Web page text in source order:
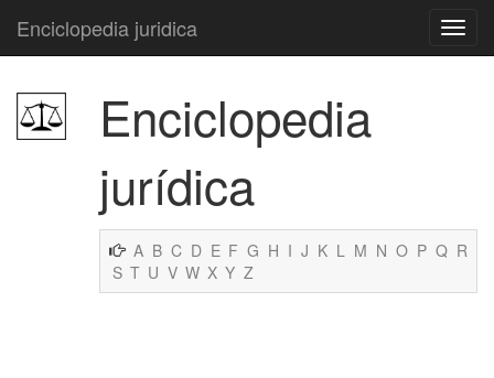
Enciclopedia juridica
Enciclopedia
jurídica
A B C D E F G H I J K L M N O P Q R
S T U V W X Y Z